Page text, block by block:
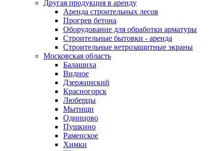
Другая продукция в аренду
Аренда строительных лесов
Прогрев бетона
Оборудование для обработки арматуры
Строительные бытовки - аренда
Строительные ветрозащитные экраны
Московская область
Балашиха
Видное
Дзержинский
Красногорск
Люберцы
Мытищи
Одинцово
Пушкино
Раменское
Химки